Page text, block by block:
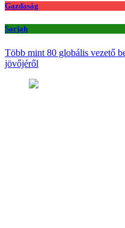
Gazdaság
Sarjah
Több mint 80 globális vezető
jövőjéről